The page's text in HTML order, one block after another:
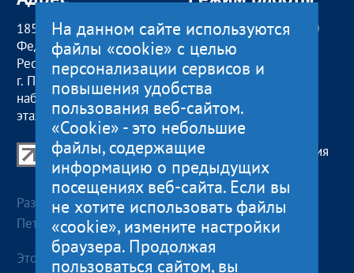
185000, Российская
Федерация,
Республика Карелия
г. Петрозаводск,
наб. Гюллинга, 11 / 2
этаж, офис 2
пн — чт:09:00 — 18:00
пт:09:00 — 17:00
обед с 13:00 до 14:00
сб, вс
Центр поддержки экспорта Республики Карелия
© 2012—2024
Разработка и поддержка сайта — «Артлекс», г.
Петрозаводск
Этот сайт использует файлы cookies для хранения
На данном сайте используются
файлы «cookie» с целью
персонализации сервисов и
повышения удобства
пользования веб-сайтом.
«Cookie» - это небольшие
файлы, содержащие
информацию о предыдущих
посещениях веб-сайта. Если вы
не хотите использовать файлы
«cookie», измените настройки
браузера. Продолжая
пользоваться сайтом, вы